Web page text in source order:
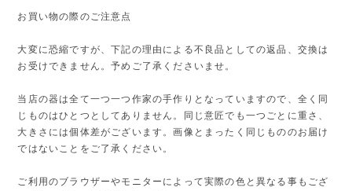
お買い物の際のご注意点
大変に恐縮ですが、下記の理由による不良品としての返品、交換は
お受けできません。予めご了承くださいませ。
当店の器は全て一つ一つ作家の手作りとなっていますので、全く同
じものはひとつとしてありません。同じ意匠でも一つごとに重さ、
大きさには個体差がございます。画像とまったく同じもののお届け
ではないことをご了承ください。
ご利用のブラウザーやモニターによって実際の色と異なる事もござ